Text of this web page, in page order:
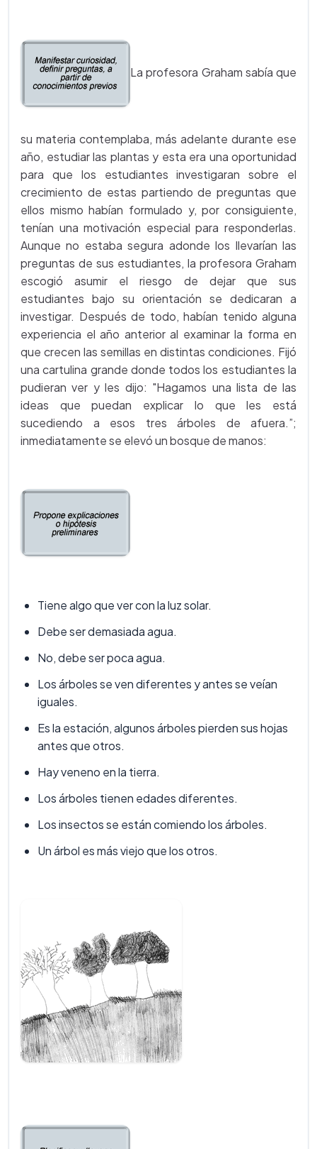
La profesora Graham sabía que
su materia contemplaba, más adelante durante ese
año, estudiar las plantas y esta era una oportunidad
para que los estudiantes investigaran sobre el
crecimiento de estas partiendo de preguntas que
ellos mismo habían formulado y, por consiguiente,
tenían una motivación especial para responderlas.
Aunque no estaba segura adonde los llevarían las
preguntas de sus estudiantes, la profesora Graham
escogió asumir el riesgo de dejar que sus
estudiantes bajo su orientación se dedicaran a
investigar. Después de todo, habían tenido alguna
experiencia el año anterior al examinar la forma en
que crecen las semillas en distintas condiciones. Fijó
una cartulina grande donde todos los estudiantes la
pudieran ver y les dijo: "Hagamos una lista de las
ideas que puedan explicar lo que les está
sucediendo a esos tres árboles de afuera.”;
inmediatamente se elevó un bosque de manos:
Tiene algo que ver con la luz solar.
Debe ser demasiada agua.
No, debe ser poca agua.
Los árboles se ven diferentes y antes se veían
iguales.
Es la estación, algunos árboles pierden sus hojas
antes que otros.
Hay veneno en la tierra.
Los árboles tienen edades diferentes.
Los insectos se están comiendo los árboles.
Un árbol es más viejo que los otros.